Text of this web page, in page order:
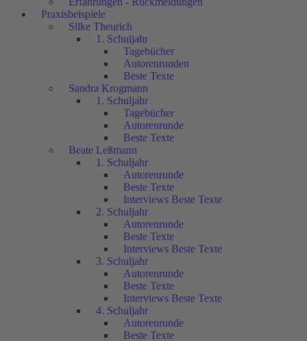
Praxisbeispiele
Silke Theurich
1. Schuljahr
Tagebücher
Autorenrunden
Beste Texte
Sandra Krogmann
1. Schuljahr
Tagebücher
Autorenrunde
Beste Texte
Beate Leßmann
1. Schuljahr
Autorenrunde
Beste Texte
Interviews Beste Texte
2. Schuljahr
Autorenrunde
Beste Texte
Interviews Beste Texte
3. Schuljahr
Autorenrunde
Beste Texte
Interviews Beste Texte
4. Schuljahr
Autorenrunde
Beste Texte